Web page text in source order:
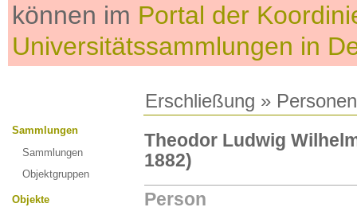
können im Portal der
Universitätssammlungen in
Erschließung » Personen
Sammlungen
Sammlungen
Objektgruppen
Objekte
Theodor Ludwig
1882)
Person